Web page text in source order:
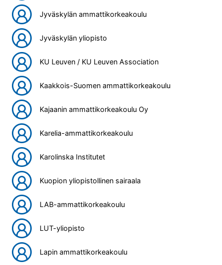
Jyväskylän ammattikorkeakoulu
Jyväskylän yliopisto
KU Leuven / KU Leuven Association
Kaakkois-Suomen ammattikorkeakoulu
Kajaanin ammattikorkeakoulu Oy
Karelia-ammattikorkeakoulu
Karolinska Institutet
Kuopion yliopistollinen sairaala
LAB-ammattikorkeakoulu
LUT-yliopisto
Lapin ammattikorkeakoulu